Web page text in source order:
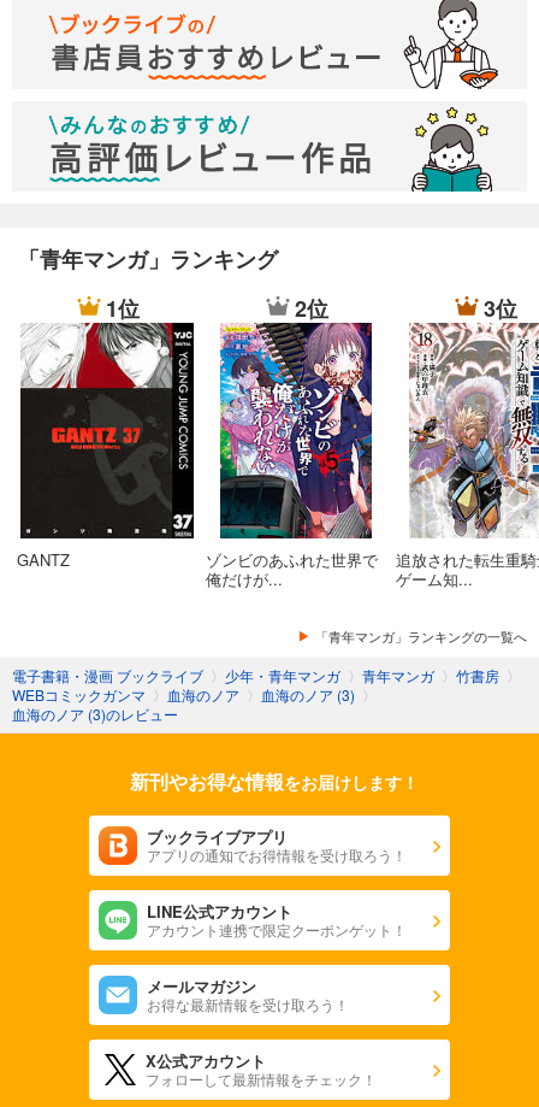
「青年マンガ」ランキング
1位
GANTZ
2位
ゾンビのあふれた世界で
俺だけが...
3位
追放された転生重
ゲーム知...
「青年マンガ」ランキングの一覧へ
電子書籍・漫画 ブックライブ 〉 少年・青年マンガ 〉 青年マンガ 〉 竹書房 〉
WEBコミックガンマ 〉 血海のノア 〉 血海のノア (3) 〉
血海のノア (3)のレビュー
新刊やお得な情報をお届けします！
ブックライブアプリ
アプリの通知でお得情報を受け取ろう！
LINE公式アカウント
アカウント連携で限定クーポンゲット！
メールマガジン
お得な最新情報を受け取ろう！
X公式アカウント
フォローして最新情報をチェック！